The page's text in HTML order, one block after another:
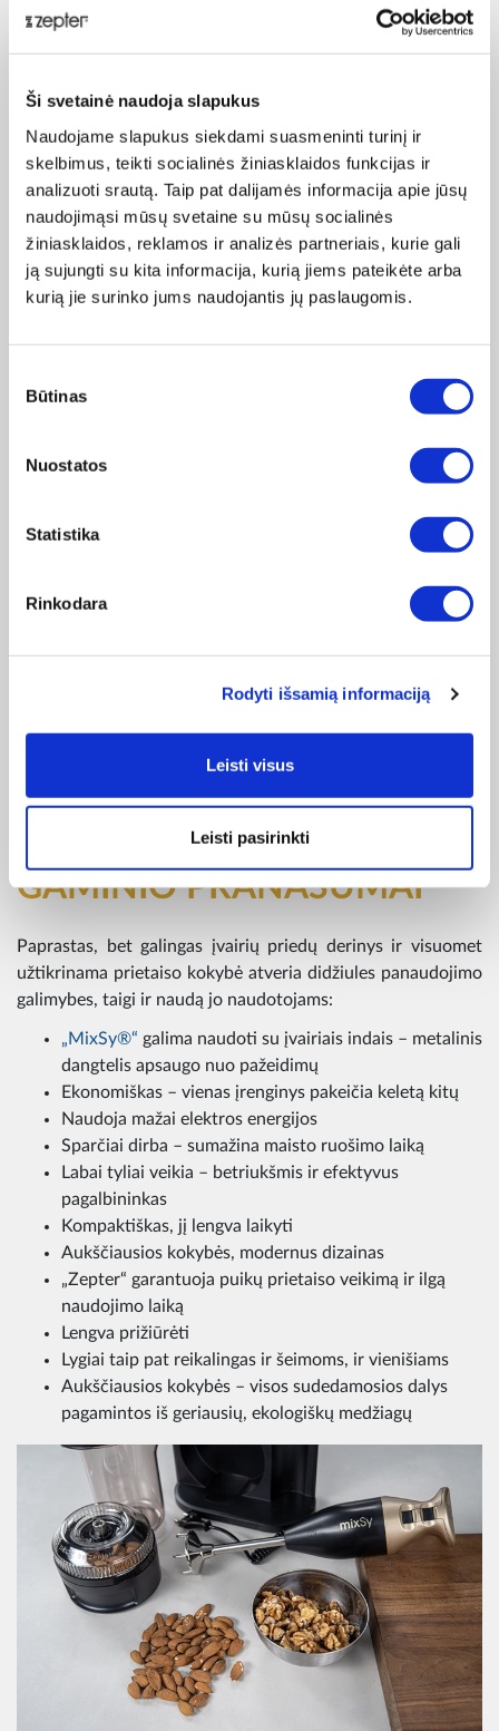
Ši svetainė naudoja slapukus
Naudojame slapukus siekdami suasmeninti turinį ir
skelbimus, teikti socialinės žiniasklaidos funkcijas ir
analizuoti srautą. Taip pat dalijamės informacija apie jūsų
naudojimąsi mūsų svetaine su mūsų socialinės
žiniasklaidos, reklamos ir analizės partneriais, kurie gali
ją sujungti su kita informacija, kurią jiems pateikėte arba
kurią jie surinko jums naudojantis jų paslaugomis.
pasirinkimas
Būtinas
Nuostatos
Statistika
Rinkodara
Rodyti išsamią informaciją
Leisti visus
Leisti pasirinkti
konsistencijos mišiniams.
Pjausto, kapoja ir smulkina mėsą (žalią arba virtą), taip pat
rupaus pluošto daržoves.
PROCESORIUS
Smulkiai sumala, sutrina ir susmulkina riešutus, įskaitant
migdolus, taip pat prieskonines žoleles, grūdus ir javus,
šokoladą, sūrį, cukrų (cukraus milteliams), prieskonius,
duoną (duonos trupiniams), kavos pupeles, svogūnus,
garnyrui.
GAMINIO PRANAŠUMAI
Paprastas, bet galingas įvairių priedų derinys ir visuomet
užtikrinama prietaiso kokybė atveria didžiules panaudojimo
galimybes, taigi ir naudą jo naudotojams:
„MixSy®“ galima naudoti su įvairiais indais – metalinis
dangtelis apsaugo nuo pažeidimų
Ekonomiškas – vienas įrenginys pakeičia keletą kitų
Naudoja mažai elektros energijos
Sparčiai dirba – sumažina maisto ruošimo laiką
Labai tyliai veikia – betriukšmis ir efektyvus
pagalbininkas
Kompaktiškas, jį lengva laikyti
Aukščiausios kokybės, modernus dizainas
„Zepter“ garantuoja puikų prietaiso veikimą ir ilgą
naudojimo laiką
Lengva prižiūrėti
Lygiai taip pat reikalingas ir šeimoms, ir vienišiams
Aukščiausios kokybės – visos sudedamosios dalys
pagamintos iš geriausių, ekologiškų medžiagų